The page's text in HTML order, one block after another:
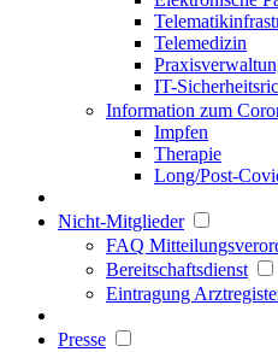
Telemedizin
IT-
Information zum
Impfen
Therapie
Long/Post-
Nicht-Mitglieder
FAQ
Bereitschaftsdienst
Eintragung
Presse